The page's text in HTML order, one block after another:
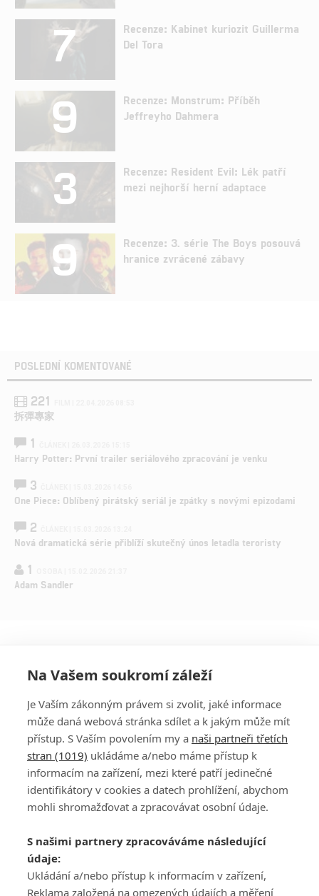
7
Recenze: Kabinet kuriozit Guillerma
Del Tora
9
Recenze: Monstrum: Příběh
Jeffreyho Dahmera
3
Recenze: Resident Evil: Lék patří
mezi nejhorší herní adaptace
9
Recenze: 3. série The Boys posouvá
hranice zvrácené zábavy
POSLEDNÍ KOMENTOVANÉ
221
拆彈專家
1
Harry Potter: První trailer seriálového zpracování je venku
3
One Piece: Oblíbený pirátský seriál je zpátky s novými epizodami
2
Nová dramatická série přiblíží skutečný únos letadla teroristy
1
Adam Sandler
PŘIHLÁSIT
REGISTROVAT
DISKUZE
Šéfredaktorkou webu jePetr Slavík, e-mailserialy@fandimefilmu.cz
Máte-li zájem o inzerci na našem webu napište nám na e-mail
studio@koncal.com
Na Vašem soukromí záleží
Je Vaším zákonným právem si zvolit, jaké informace
může daná webová stránka sdílet a k jakým může mít
přístup. S Vaším povolením my a naši partneři třetích
stran (1019) ukládáme a/nebo máme přístup k
informacím na zařízení, mezi které patří jedinečné
identifikátory v cookies a datech prohlížení, abychom
mohli shromažďovat a zpracovávat osobní údaje.
S našimi partnery zpracováváme následující
údaje:
Ukládání a/nebo přístup k informacím v zařízení,
Reklama založená na omezených údajích a měření